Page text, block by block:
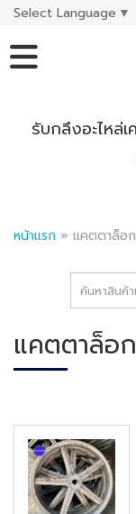
Select Language ▼
รับกลึงอะไหล่
หน้าแรก » แคตตาล็อ
แคตตาล็อ